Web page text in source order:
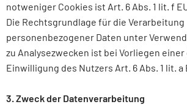
notweniger Cookies ist Art. 6 Abs. 1 lit. f
Die Rechtsgrundlage für die Verarbeitung
personenbezogener Daten unter
zu Analysezwecken ist bei Vorliegen
Einwilligung des Nutzers Art. 6 Abs. 1 lit. a
3. Zweck der Datenverarbeitung